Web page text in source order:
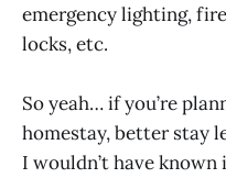
emergency lighting,
locks, etc.
So yeah… if you’re
homestay, better stay
I wouldn’t have known